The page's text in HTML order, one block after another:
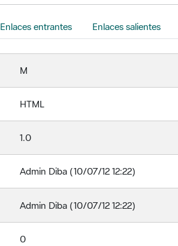
Enlaces entrantes Enlaces salientes
M
HTML
1.0
Admin Diba (10/07/12 12:22)
Admin Diba (10/07/12 12:22)
0